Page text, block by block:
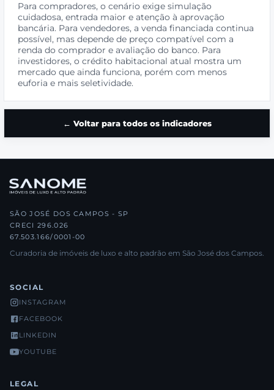
Para compradores, o cenário exige simulação
cuidadosa, entrada maior e atenção à aprovação
bancária. Para vendedores, a venda financiada continua
possível, mas depende de preço compatível com a
renda do comprador e avaliação do banco. Para
investidores, o crédito habitacional atual mostra um
mercado que ainda funciona, porém com menos
euforia e mais seletividade.
← Voltar para todos os indicadores
SÃO JOSÉ DOS CAMPOS - SP
CRECI 296.026
67.503.166/0001-00
Curadoria de imóveis de luxo e alto padrão em São José dos Campos.
SOCIAL
INSTAGRAM
FACEBOOK
LINKEDIN
YOUTUBE
LEGAL